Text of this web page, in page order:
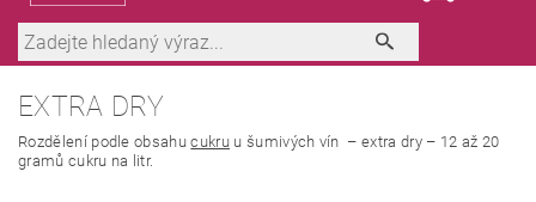
EXTRA DRY
Rozdělení podle obsahucukruu šumivých vín – extra dry – 12 až 20
gramů cukru na litr.